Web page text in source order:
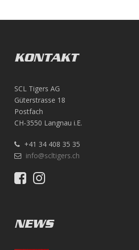
KONTAKT
SCL Tigers AG
Güterstrasse 18
Postfach
CH-3550 Langnau i.E.
+41 34 408 35 35
info@scltigers.ch
NEWS